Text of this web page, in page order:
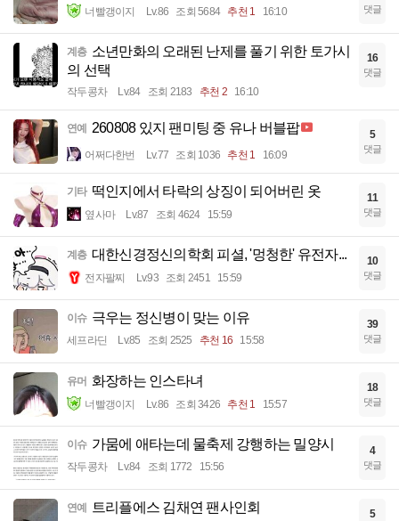
너빨갱이지 Lv.86 조회 5684 추천 1 16:10 댓글
계층 소년만화의 오래된 난제를 풀기 위한 토가시
의 선택
작두콩차 Lv.84 조회 2183 추천 2 16:10
16
댓글
연예 260808 있지 팬미팅 중 유나 버블팝
어쩌다한번 Lv.77 조회 1036 추천 1 16:09
5
댓글
기타 떡인지에서 타락의 상징이 되어버린 옷
옆사마 Lv.87 조회 4624 15:59
11
댓글
계층 대한신경정신의학회 피셜, '멍청한' 유전자...
전자팔찌 Lv.93 조회 2451 15:59
10
댓글
이슈 극우는 정신병이 맞는 이유
세프라딘 Lv.85 조회 2525 추천 16 15:58
39
댓글
유머 화장하는 인스타녀
너빨갱이지 Lv.86 조회 3426 추천 1 15:57
18
댓글
이슈 가뭄에 애타는데 물축제 강행하는 밀양시
작두콩차 Lv.84 조회 1772 15:56
4
댓글
연예 트리플에스 김채연 팬사인회 5